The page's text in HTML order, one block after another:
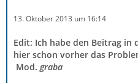
13. Oktober 2013 um 16:14
Edit: Ich habe den Beitrag in
hier schon vorher das
Mod. graba